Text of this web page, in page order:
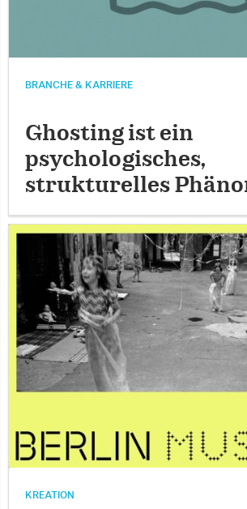
BRANCHE & KARRIERE
Ghosting ist ein
psychologisches,
strukturelles
KREATION